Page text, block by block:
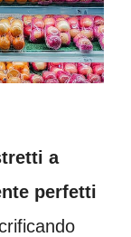
a
perfetti